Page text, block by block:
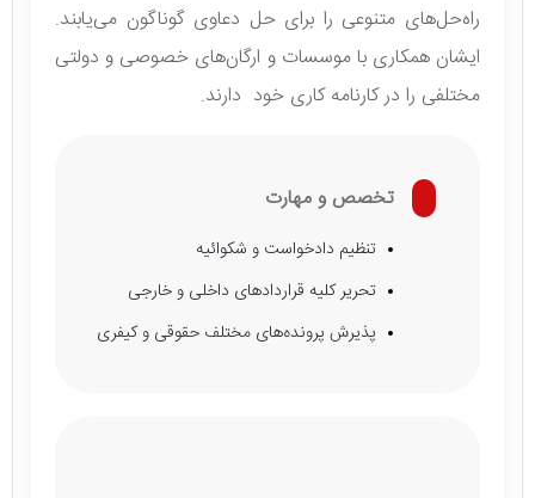
راه‌حل‌های متنوعی را برای حل دعاوی گوناگون می‌یابند.
ایشان همکاری با موسسات و ارگان‌های خصوصی و دولتی
مختلفی را در کارنامه کاری خود دارند.
تخصص و مهارت
تنظیم دادخواست و شکوائیه
تحریر کلیه قراردادهای داخلی و خارجی
پذیرش پرونده‌های مختلف حقوقی و کیفری